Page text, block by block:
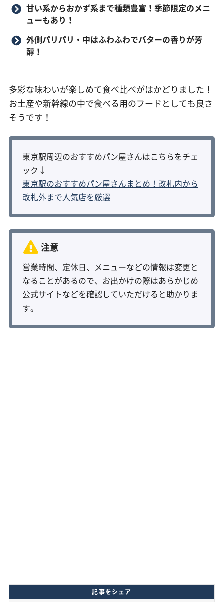
甘い系からおかず系まで種類豊富！季節限定のメニ
ューもあり！
外側パリパリ・中はふわふわでバターの香りが芳
醇！
多彩な味わいが楽しめて食べ比べがはかどりました！
お土産や新幹線の中で食べる用のフードとしても良さ
そうです！
東京駅周辺のおすすめパン屋さんはこちらをチェ
ック↓
東京駅のおすすめパン屋さんまとめ！改札内から
改札外まで人気店を厳選
営業時間、定休日、メニューなどの情報は変更と
なることがあるので、お出かけの際はあらかじめ
公式サイトなどを確認していただけると助かりま
す。
記事をシェア